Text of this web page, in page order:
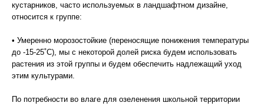
кустарников, часто используемых в ландшафтном дизайне,
относится к группе:
• Умеренно морозостойкие (переносящие понижения температуры
до -15-25˚С), мы с некоторой долей риска будем использовать
растения из этой группы и будем обеспечить надлежащий уход
этим культурами.
По потребности во влаге для озеленения школьной территории